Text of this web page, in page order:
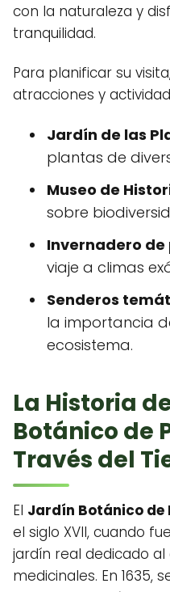
con la naturaleza y
tranquilidad.
Para planificar su
atracciones y
Jardín de las
plantas de
Museo de
sobre
Invernadero
viaje a climas
Senderos
la importancia
ecosistema.
La Historia
Botánico de
Través del
El Jardín Botánico de
el siglo XVII, cuando
jardín real dedicado
medicinales. En 1635,